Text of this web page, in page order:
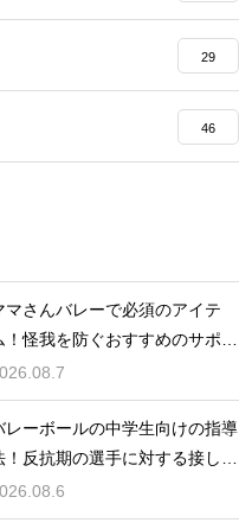
29
46
マさんバレーで必須のアイテ
！怪我を防ぐおすすめのサポー
ー
レーボールの中学生向けの指導
！反抗期の選手に対する接し方
コツ